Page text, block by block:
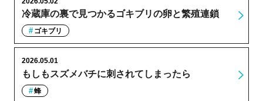
冷蔵庫の裏で見つかるゴキブリの卵と繁殖連鎖
ゴキブリ
もしもスズメバチに刺されてしまったら
2026.05.01
蜂